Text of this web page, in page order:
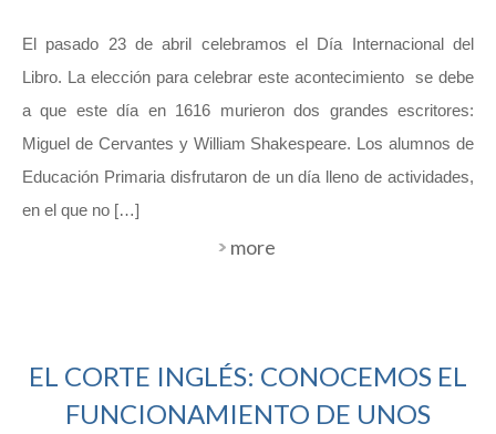
El pasado 23 de abril celebramos el Día Internacional del
Libro. La elección para celebrar este acontecimiento se debe
a que este día en 1616 murieron dos grandes escritores:
Miguel de Cervantes y William Shakespeare. Los alumnos de
Educación Primaria disfrutaron de un día lleno de actividades,
en el que no […]
more
EL CORTE INGLÉS: CONOCEMOS EL
FUNCIONAMIENTO DE UNOS